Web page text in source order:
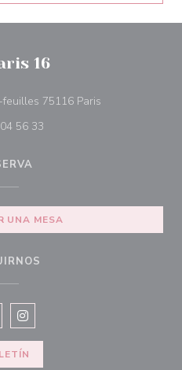
16
75116 Paris
56 33
UNA MESA
((abre en una nueva
Instagram ((abre en una